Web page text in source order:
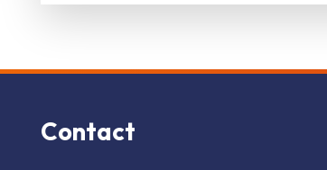
Contact